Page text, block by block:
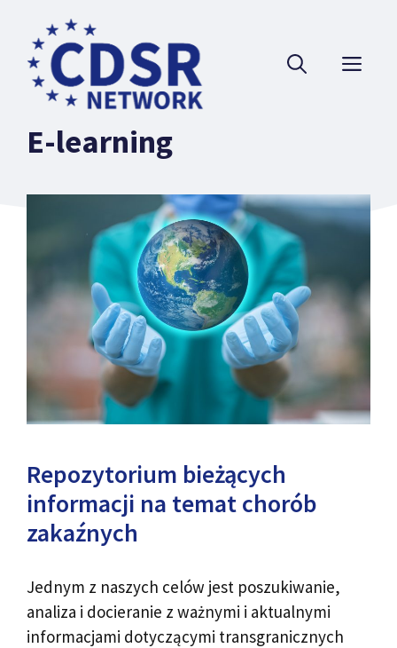
treści
E-learning
Repozytorium bieżących
informacji na temat chorób
zakaźnych
Jednym z naszych celów jest poszukiwanie,
analiza i docieranie z ważnymi i aktualnymi
informacjami dotyczącymi transgranicznych